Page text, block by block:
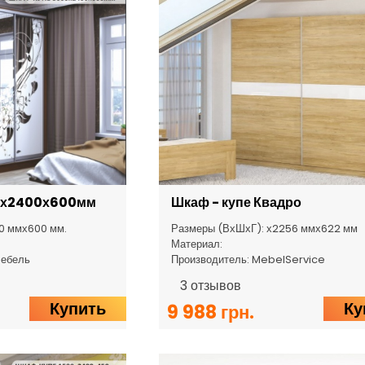
ммх600 мм.
Купить
Шкаф - купе Квадро
Размеры (ВхШхГ): х2256 ммх622 мм
Материал:
Производитель: MebelService
3 отзывов
9 988 грн.